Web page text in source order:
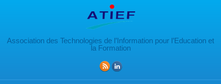
Association des Technologies de l’Information pour l’Education et
la Formation